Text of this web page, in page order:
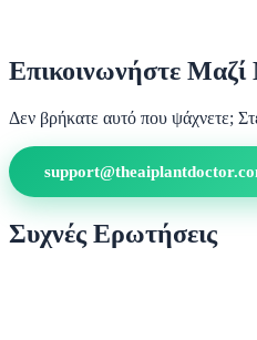
Επικοινωνήστε
Δεν βρήκατε αυτό που ψάχνετε;
Συχνές Ερωτήσεις